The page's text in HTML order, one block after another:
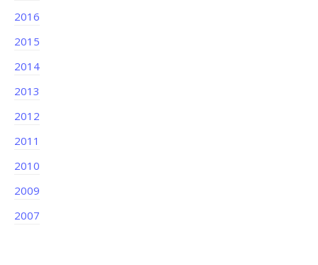
2016
2015
2014
2013
2012
2011
2010
2009
2007